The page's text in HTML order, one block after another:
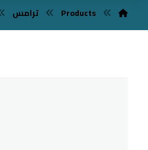
Products ترامس